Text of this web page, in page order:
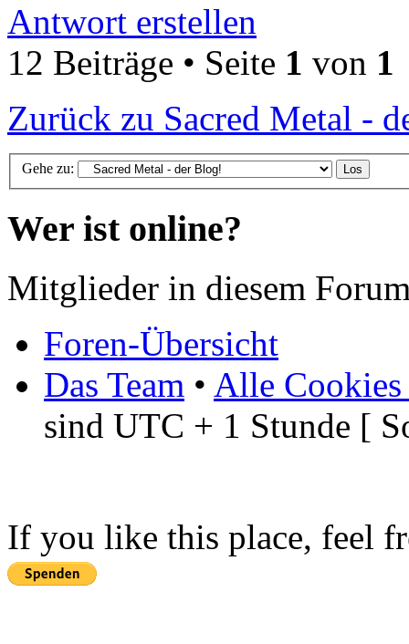
Antwort erstellen
12 Beiträge • Seite 1 von 1
Zurück zu Sacred Metal -
Gehe zu:
Wer ist online?
Mitglieder in diesem
Foren-Übersicht
Das Team • Alle Cookies
sind UTC + 1 Stunde [
If you like this place, feel